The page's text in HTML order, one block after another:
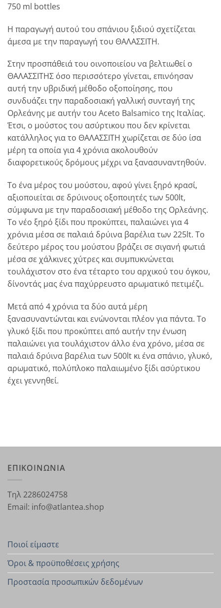
750 ml bottles
Η παραγωγή αυτού του σπάνιου ξιδιού σχετίζεται
άμεσα με την παραγωγή του ΘΑΛΑΣΣΙΤΗ.
Στην προσπάθειά του οινοποιείου να βελτιωθεί ο
ΘΑΛΑΣΣΙΤΗΣ όσο περισσότερο γίνεται, επινόησαν
αυτή την υβριδική μέθοδο οξοποίησης, που
συνδυάζει την παραδοσιακή γαλλική συνταγή της
Ορλεάνης με αυτήν του Aceto Balsamico της Ιταλίας.
Έτσι, ο μούστος του ασύρτικου που δεν κρίνεται
κατάλληλος για το ΘΑΛΑΣΣΙΤΗ χωρίζεται σε δύο ίσα
μέρη τα οποία για 4 χρόνια ακολουθούν
διαφορετικούς δρόμους μέχρι να ξανασυναντηθούν.
Το ένα μέρος του μούστου, αφού γίνει ξηρό κρασί,
αξιοποιείται σε δρύινους οξοποιητές των 500lt,
σύμφωνα με την παραδοσιακή μέθοδο της Ορλεάνης.
Το νέο ξηρό ξίδι που προκύπτει, παλαιώνει για 4
χρόνια μέσα σε παλαιά δρύινα βαρέλια των 225lt. Το
δεύτερο μέρος του μούστου βράζει σε σιγανή φωτιά
μέσα σε χάλκινες χύτρες και συμπυκνώνεται
τουλάχιστον στο ένα τέταρτο του αρχικού του όγκου,
δίνοντάς μας ένα παχύρρευστο αρωματικό πετιμέζι.
Μετά από 4 χρόνια τα δύο αυτά μέρη
ξανασυναντώνται και ενώνονται πλέον για πάντα. Το
γλυκό ξίδι που προκύπτει από αυτήν την ένωση
παλαιώνει για τουλάχιστον άλλο ένα χρόνο, μέσα σε
παλαιά δρύινα βαρέλια των 500lt κι ένα σπάνιο, γλυκό,
αρωματικό, πολύπλοκο παλαιωμένο ξίδι ασύρτικου
έχει γεννηθεί.
ΕΠΙΚΟΙΝΩΝΙΑ
Τηλ 2286024758
Email: info@atlantea.shop
Ποιοί είμαστε
Όροι & προϋποθέσεις χρήσης
Προστασία προσωπικών δεδομένων